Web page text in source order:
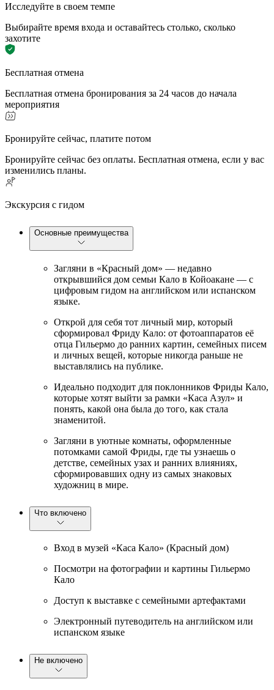
Исследуйте в своем темпе
Выбирайте время входа и оставайтесь столько, сколько
захотите
Бесплатная отмена
Бесплатная отмена бронирования за 24 часов до начала
мероприятия
Бронируйте сейчас, платите потом
Бронируйте сейчас без оплаты. Бесплатная отмена, если у вас
изменились планы.
Экскурсия с гидом
Основные преимущества
Загляни в «Красный дом» — недавно
открывшийся дом семьи Кало в Койоакане — с
цифровым гидом на английском или испанском
языке.
Открой для себя тот личный мир, который
сформировал Фриду Кало: от фотоаппаратов её
отца Гильермо до ранних картин, семейных писем
и личных вещей, которые никогда раньше не
выставлялись на публике.
Идеально подходит для поклонников Фриды Кало,
которые хотят выйти за рамки «Каса Азул» и
понять, какой она была до того, как стала
знаменитой.
Загляни в уютные комнаты, оформленные
потомками самой Фриды, где ты узнаешь о
детстве, семейных узах и ранних влияниях,
сформировавших одну из самых знаковых
художниц в мире.
Что включено
Вход в музей «Каса Кало» (Красный дом)
Посмотри на фотографии и картины Гильермо
Кало
Доступ к выставке с семейными артефактами
Электронный путеводитель на английском или
испанском языке
Не включено